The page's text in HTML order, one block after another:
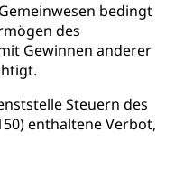
bedingt
des
Gewinnen anderer
Steuern des
enthaltene Verbot,